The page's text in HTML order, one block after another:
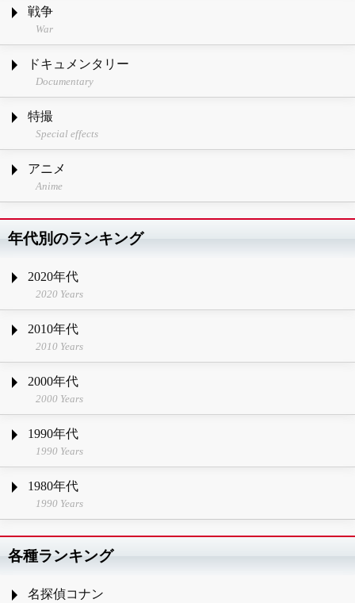
戦争
War
ドキュメンタリー
Documentary
特撮
Special effects
アニメ
Anime
年代別のランキング
2020年代
2020 Years
2010年代
2010 Years
2000年代
2000 Years
1990年代
1990 Years
1980年代
1990 Years
各種ランキング
名探偵コナン